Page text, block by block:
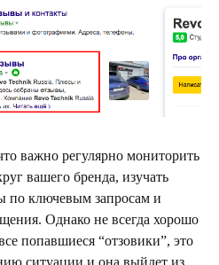
важно регулярно мониторить
вашего бренда, изучать
по ключевым запросам и
Однако не всегда хорошо
попавшиеся “отзовики”, это
ситуации и она выйдет из